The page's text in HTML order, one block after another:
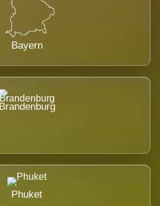
Bayern
Brandenburg
Phuket